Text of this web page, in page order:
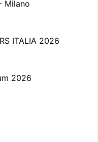
Milano
ITALIA 2026
2026